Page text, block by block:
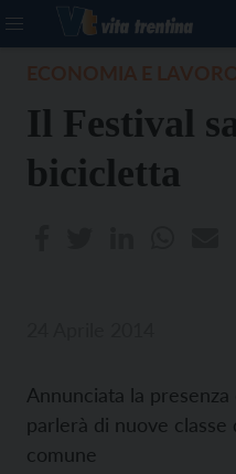
Il Festival
bicicletta
Annunciata la
parlerà di nuove
comune